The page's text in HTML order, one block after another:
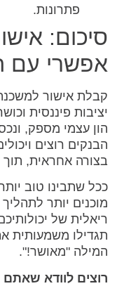
פתרונות.
סיכום:
אפשרי עם
קבלת אישור
יציבות פיננסית
הון עצמי מספק,
הבנקים רוצים
בצורה אחראית,
ככל שתבינו טוב
מוכנים יותר
ריאלית של
תגדילו משמעותית
המילה "מאושר!".
רוצים לוודא